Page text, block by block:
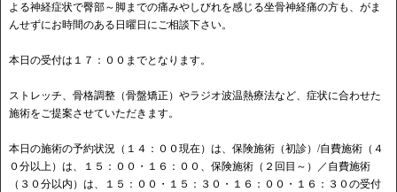
よる神経症状で臀部～脚までの痛みやしびれを感じる坐骨神経痛の方も、がま
んせずにお時間のある日曜日にご相談下さい。
本日の受付は１７：００までとなります。
ストレッチ、骨格調整（骨盤矯正）やラジオ波温熱療法など、症状に合わせた
施術をご提案させていただきます。
本日の施術の予約状況（１４：００現在）は、保険施術（初診）/自費施術（４
０分以上）は、１５：００・１６：００、保険施術（２回目～）／自費施術
（３０分以内）は、１５：００・１５：３０・１６：００・１６：３０の受付